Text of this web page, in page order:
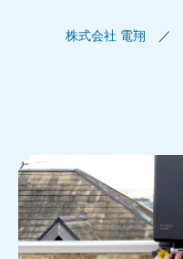
株式会社 電翔